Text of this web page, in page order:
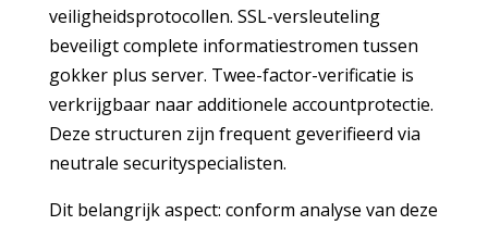
veiligheidsprotocollen. SSL-versleuteling
beveiligt complete informatiestromen tussen
gokker plus server. Twee-factor-verificatie is
verkrijgbaar naar additionele accountprotectie.
Deze structuren zijn frequent geverifieerd via
neutrale securityspecialisten.
Dit belangrijk aspect: conform analyse van deze